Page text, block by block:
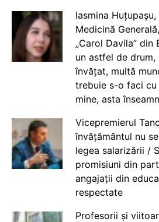
Iasmina
Medicină
„Carol Davila” din
un astfel de
învățat, multă
trebuie s-o faci cu
mine, asta
Vicepremierul
învățământul nu
legea salarizării /
promisiuni din
angajații din
respectate
Profesorii și